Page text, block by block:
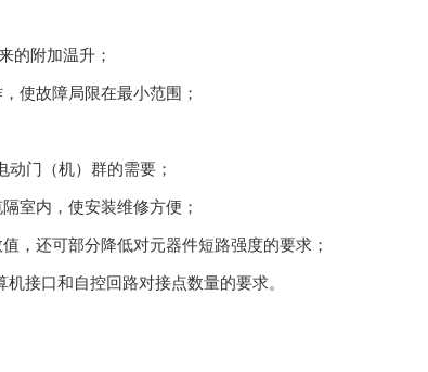
的附加温升；
使故障局限在最小范围；
门（机）群的需要；
室内，使安装维修方便；
，还可部分降低对元器件短路强度的要求；
接口和自控回路对接点数量的要求。